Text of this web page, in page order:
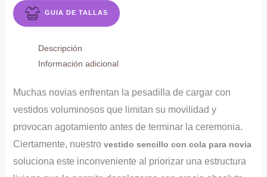
GUIA DE TALLAS
Descripción
Información adicional
Muchas novias enfrentan la pesadilla de cargar con
vestidos voluminosos que limitan su movilidad y
provocan agotamiento antes de terminar la ceremonia.
Ciertamente, nuestro vestido sencillo con cola para novia
soluciona este inconveniente al priorizar una estructura